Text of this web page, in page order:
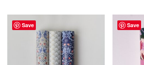
Save Save